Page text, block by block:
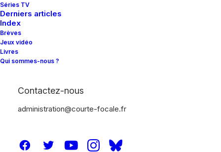
Séries TV
Derniers articles
Index
Brèves
Jeux vidéo
Livres
Qui sommes-nous ?
Contactez-nous
administration@courte-focale.fr